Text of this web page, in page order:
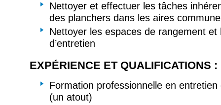
Nettoyer et effectuer les tâches
des planchers dans les aires
Nettoyer les espaces de rangement et
d’entretien
EXPÉRIENCE ET QUALIFICATIONS :
Formation professionnelle en
(un atout)